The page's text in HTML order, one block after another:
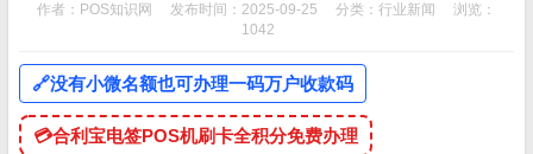
作者：POS知识网 发布时间：2025-09-25 分类： 行业新闻
浏览：
1042
🔗没有小微名额也可办理一码万户收款码
💳合利宝电签POS机刷卡全积分免费办理